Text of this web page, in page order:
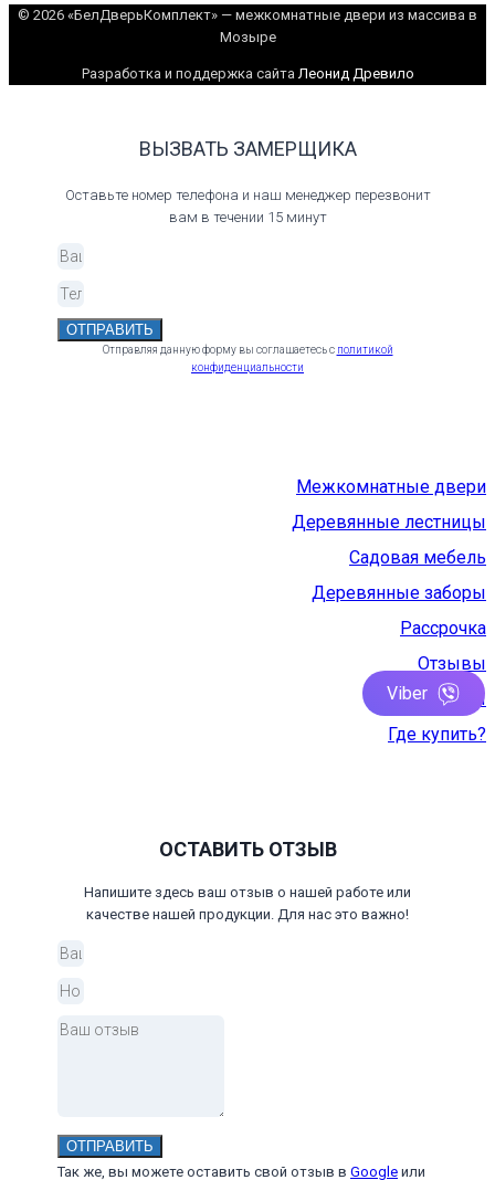
Viber
© 2026 «БелДверьКомплект» — межкомнатные двери из массива в
Мозыре
Разработка и поддержка сайта Леонид Древило
ВЫЗВАТЬ ЗАМЕРЩИКА
Оставьте номер телефона и наш менеджер перезвонит
вам в течении 15 минут
ОТПРАВИТЬ
Отправляя данную форму вы соглашаетесь с политикой
конфиденциальности
Межкомнатные двери
Деревянные лестницы
Садовая мебель
Деревянные заборы
Рассрочка
Отзывы
Контакты
Где купить?
ОСТАВИТЬ ОТЗЫВ
Напишите здесь ваш отзыв о нашей работе или
качестве нашей продукции. Для нас это важно!
ОТПРАВИТЬ
Так же, вы можете оставить свой отзыв в Google или